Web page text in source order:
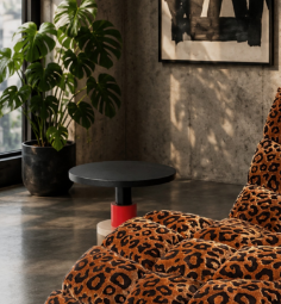
198 4